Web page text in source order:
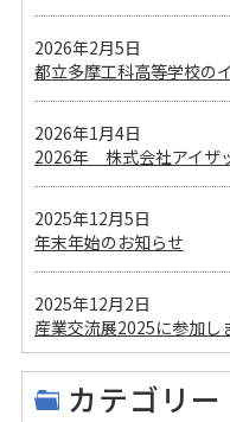
都立多摩工科高等学校の
2026年2月5日
2026年 株式会社アイザ
2026年1月4日
年末年始のお知らせ
2025年12月5日
産業交流展2025に参加
2025年12月2日
カテゴリー